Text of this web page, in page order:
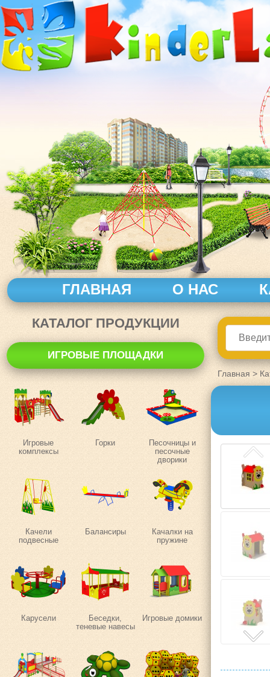
ГЛАВНАЯ О НАС
КАТАЛОГ ПРОДУКЦИИ
ИГРОВЫЕ ПЛОЩАДКИ
Игровые
комплексы
Горки
Песочницы и
песочные
дворики
Качели
подвесные
Балансиры
Качалки на
пружине
Карусели
Беседки,
теневые навесы
Игровые домики
Главная >